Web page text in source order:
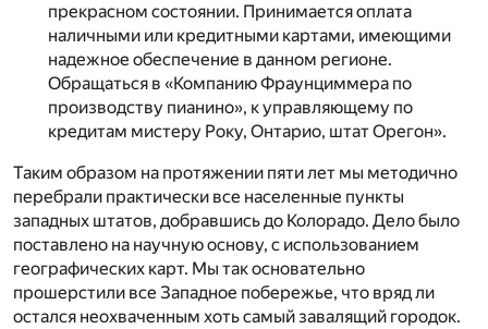
прекрасном состоянии. Принимается оплата
наличными или кредитными картами, имеющими
надежное обеспечение в данном регионе.
Обращаться в «Компанию Фраунциммера по
производству пианино», к управляющему по
кредитам мистеру Року, Онтарио, штат Орегон».
Таким образом на протяжении пяти лет мы методично
перебрали практически все населенные пункты
западных штатов, добравшись до Колорадо. Дело было
поставлено на научную основу, с использованием
географических карт. Мы так основательно
прошерстили все Западное побережье, что вряд ли
остался неохваченным хоть самый завалящий городок.